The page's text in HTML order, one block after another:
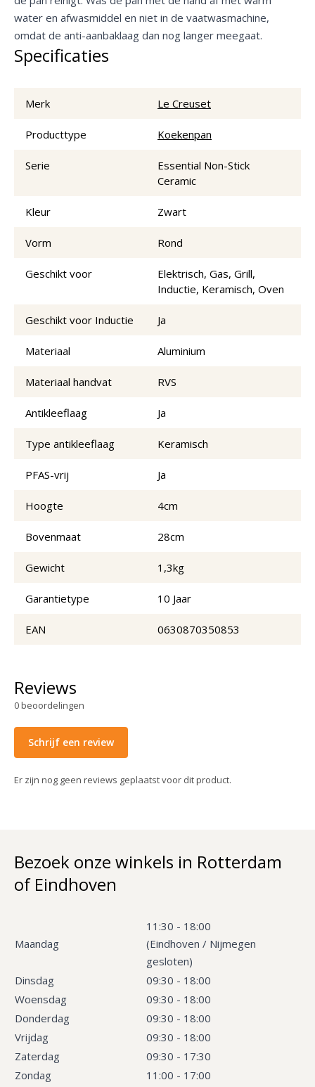
water en afwasmiddel en niet in de vaatwasmachine,
omdat de anti-aanbaklaag dan nog langer meegaat.
Specificaties
Merk Le Creuset
Producttype Koekenpan
Serie
Essential Non-Stick
Ceramic
Kleur Zwart
Vorm Rond
Geschikt voor
Elektrisch, Gas, Grill,
Inductie, Keramisch, Oven
Geschikt voor Inductie Ja
Materiaal Aluminium
Materiaal handvat RVS
Antikleeflaag Ja
Type antikleeflaag Keramisch
PFAS-vrij Ja
Hoogte 4cm
Bovenmaat 28cm
Gewicht 1,3kg
Garantietype 10 Jaar
EAN 0630870350853
Reviews
0beoordelingen
Schrijf een review
Er zijn nog geen reviews geplaatst voor dit product.
Bezoek onze winkels in Rotterdam
of Eindhoven
Maandag
11:30 - 18:00
(Eindhoven / Nijmegen
gesloten)
Dinsdag
09:30 - 18:00
Woensdag
09:30 - 18:00
Donderdag
09:30 - 18:00
Vrijdag
09:30 - 18:00
Zaterdag
09:30 - 17:30
Zondag
11:00 - 17:00